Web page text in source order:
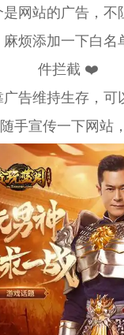
网站的广告，不
麻烦添加一下白名
件拦截 ❤️
告维持生存，可
手宣传一下网站